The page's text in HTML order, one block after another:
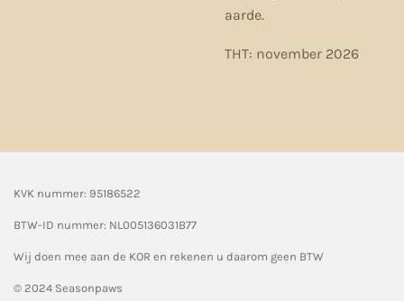
aarde.
THT: november 2026
KVK nummer: 95186522
BTW-ID nummer: NL005136031B77
Wij doen mee aan de KOR en rekenen u daarom geen BTW
© 2024 Seasonpaws